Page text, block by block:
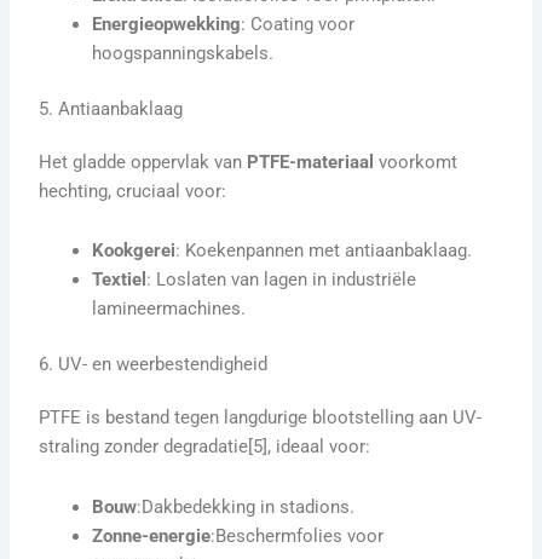
Energieopwekking: Coating voor
hoogspanningskabels.
5. Antiaanbaklaag
Het gladde oppervlak van PTFE-materiaal voorkomt
hechting, cruciaal voor:
Kookgerei: Koekenpannen met antiaanbaklaag.
Textiel : Loslaten van lagen in industriële
lamineermachines.
6. UV- en weerbestendigheid
PTFE is bestand tegen langdurige blootstelling aan UV-
straling zonder degradatie[5], ideaal voor:
Bouw:Dakbedekking in stadions.
Zonne-energie:Beschermfolies voor